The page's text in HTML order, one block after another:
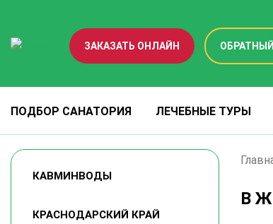
ЗАКАЗАТЬ ОНЛАЙН
ПОДБОР САНАТОРИЯ ЛЕЧЕБНЫЕ ТУРЫ
КАВМИНВОДЫ
КРАСНОДАРСКИЙ КРАЙ
В